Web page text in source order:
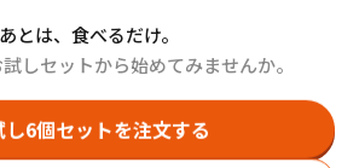
あとは、食べるだけ。
しセットから始めてみませんか。
し6個セットを注文する